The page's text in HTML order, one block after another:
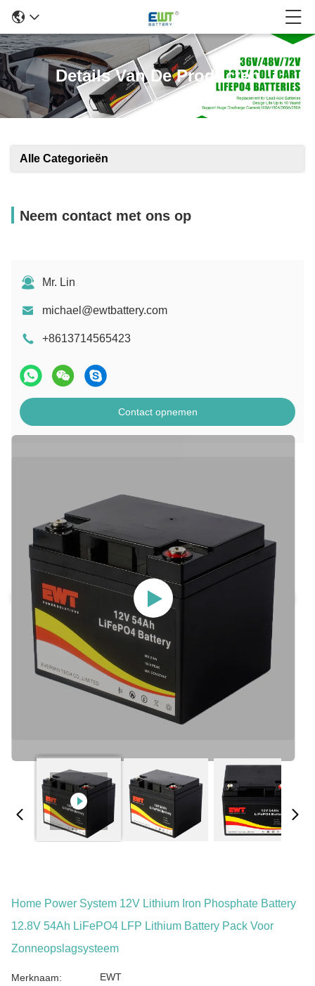
Details Van De Producten
Alle Categorieën
Neem contact met ons op
Mr. Lin
michael@ewtbattery.com
+8613714565423
Contact opnemen
Home Power System 12V Lithium Iron Phosphate Battery
12.8V 54Ah LiFePO4 LFP Lithium Battery Pack Voor
Zonneopslagsysteem
Merknaam: EWT